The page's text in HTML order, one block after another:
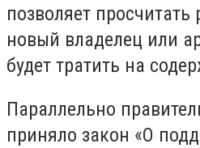
позволяет
новый владелец или
будет тратить на
Параллельно
приняло закон «О